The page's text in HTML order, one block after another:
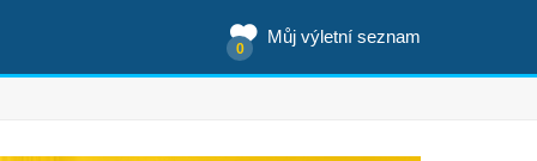
Můj výletní seznam
0